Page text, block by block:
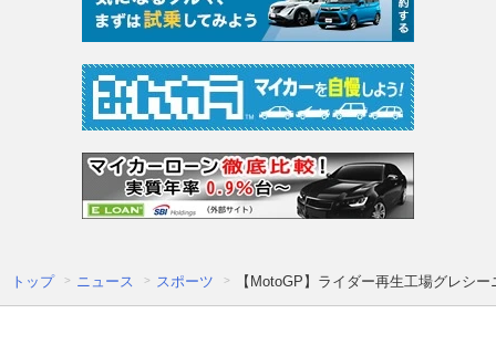
トップ ニュース スポーツ 【MotoGP】ライダー再生工場グレシ